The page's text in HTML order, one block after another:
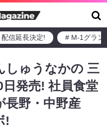
配信延長決定! # M-1グラン
しゅうなかの 三
発売! 社員食堂
長野・中野産
!